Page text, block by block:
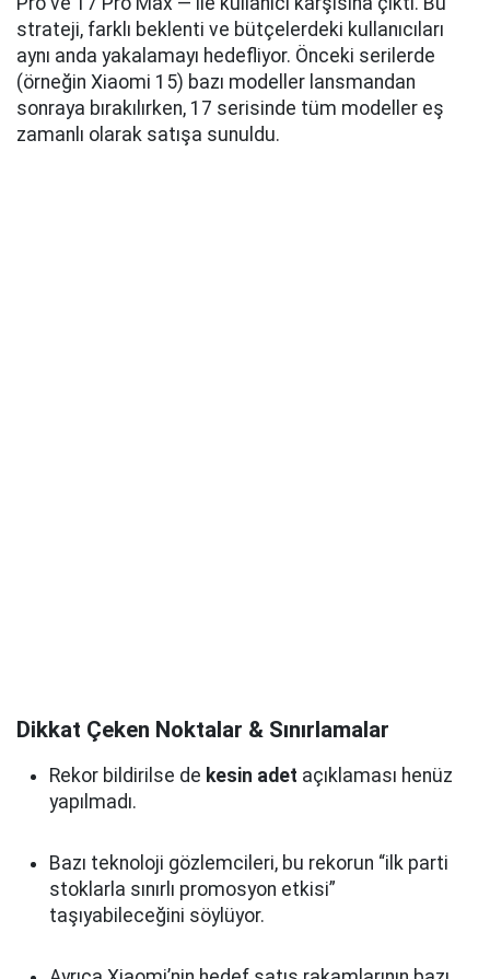
strateji, farklı beklenti ve bütçelerdeki kullanıcıları
aynı anda yakalamayı hedefliyor. Önceki serilerde
(örneğin Xiaomi 15) bazı modeller lansmandan
sonraya bırakılırken, 17 serisinde tüm modeller eş
zamanlı olarak satışa sunuldu.
Dikkat Çeken Noktalar & Sınırlamalar
Rekor bildirilse de kesin adet açıklaması henüz
yapılmadı.
Bazı teknoloji gözlemcileri, bu rekorun “ilk parti
stoklarla sınırlı promosyon etkisi”
taşıyabileceğini söylüyor.